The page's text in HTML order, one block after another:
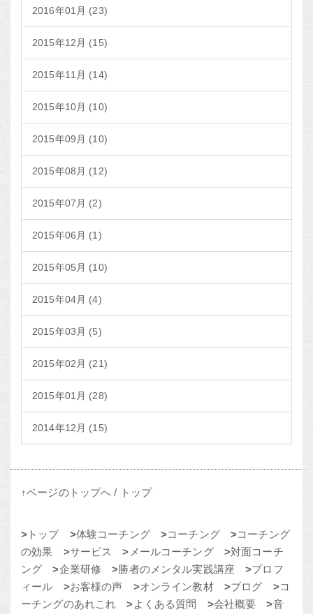
2016年01月 (23)
2015年12月 (15)
2015年11月 (14)
2015年10月 (10)
2015年09月 (10)
2015年08月 (12)
2015年07月 (2)
2015年06月 (1)
2015年05月 (10)
2015年04月 (4)
2015年03月 (5)
2015年02月 (21)
2015年01月 (28)
2014年12月 (15)
↑ページのトップへ / トップ
> トップ >体験コーチング >コーチング >コーチング
の効果
>サービス > メールコーチング >対面コーチ
ング
>企業研修 >勝者のメンタル実践講座 >プロフ
ィール
>お客様の声 >オンライン教材 >ブログ >コ
ーチングのあれこれ
>よくある質問 >会社概要 >音